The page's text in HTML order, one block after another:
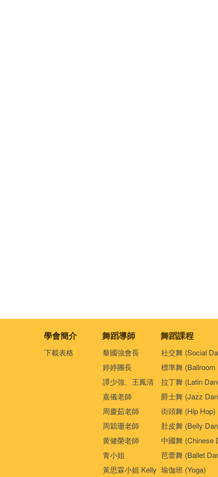
學會簡介 舞蹈導師 舞蹈課程
下載表格
黎國強會長
婷婷團長
譚少強、王鳳清
嘉儀老師
周慶茹老師
周穎珊老師
黄健榮老師
青小姐
黃思霖小姐 Kelly
社交舞 (Social
標準舞 (Ballroom
拉丁舞 (Latin
爵士舞 (Jazz
街頭舞 (Hip Hop)
肚皮舞 (Belly
中國舞 (Chinese
芭蕾舞 (Ballet
瑜伽班 (Yoga)